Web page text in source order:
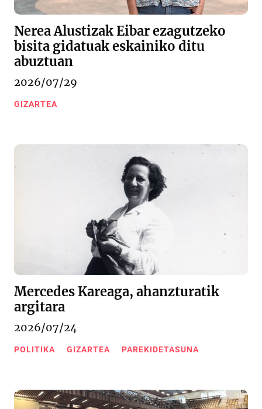
Nerea Alustizak Eibar ezagutzeko
bisita gidatuak eskainiko ditu
abuztuan
2026/07/29
GIZARTEA
Mercedes Kareaga, ahanzturatik
argitara
2026/07/24
POLITIKA GIZARTEA PAREKIDETASUNA